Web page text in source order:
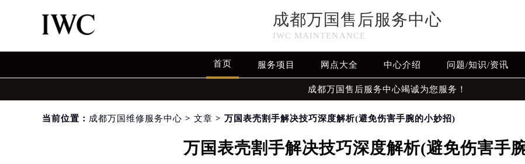
成都万国售后服务中心
IWC MAINTENANCE
首页 服务项目 网点大全 中心介绍 问题/知识/资讯
成都万国售后服务中心竭诚为您服务！
当前位置： 成都万国维修服务中心 > 文章 > 万国表壳割手解决技巧深度解析(避免伤害手腕的小妙招)
万国表壳割手解决技巧深度解析(避免伤害手